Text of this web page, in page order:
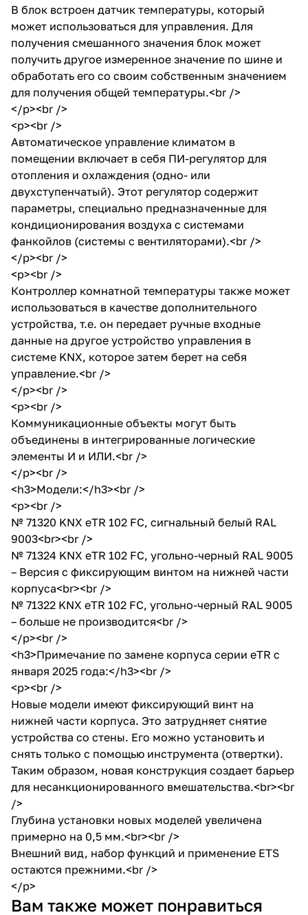
В блок встроен датчик температуры, который
может использоваться для управления. Для
получения смешанного значения блок может
получить другое измеренное значение по шине и
обработать его со своим собственным значением
для получения общей температуры.<br />
</p><br />
<p><br />
Автоматическое управление климатом в
помещении включает в себя ПИ-регулятор для
отопления и охлаждения (одно- или
двухступенчатый). Этот регулятор содержит
параметры, специально предназначенные для
кондиционирования воздуха с системами
фанкойлов (системы с вентиляторами).<br />
</p><br />
<p><br />
Контроллер комнатной температуры также может
использоваться в качестве дополнительного
устройства, т.е. он передает ручные входные
данные на другое устройство управления в
системе KNX, которое затем берет на себя
управление.<br />
</p><br />
<p><br />
Коммуникационные объекты могут быть
объединены в интегрированные логические
элементы И и ИЛИ.<br />
</p><br />
<h3>Модели:</h3><br />
<p><br />
№ 71320 KNX eTR 102 FC, сигнальный белый RAL
9003<br><br />
№ 71324 KNX eTR 102 FC, угольно-черный RAL 9005
– Версия с фиксирующим винтом на нижней части
корпуса<br><br />
№ 71322 KNX eTR 102 FC, угольно-черный RAL 9005
– больше не производится<br />
</p><br />
<h3>Примечание по замене корпуса серии eTR с
января 2025 года:</h3><br />
<p><br />
Новые модели имеют фиксирующий винт на
нижней части корпуса. Это затрудняет снятие
устройства со стены. Его можно установить и
снять только с помощью инструмента (отвертки).
Таким образом, новая конструкция создает барьер
для несанкционированного вмешательства.<br><br
/>
Глубина установки новых моделей увеличена
примерно на 0,5 мм.<br><br />
Внешний вид, набор функций и применение ETS
остаются прежними.<br />
</p>
Вам также может понравиться
производства
Ссылка на
производства
Ссылка на
производства
Ссылка на
производства
Ссылка на